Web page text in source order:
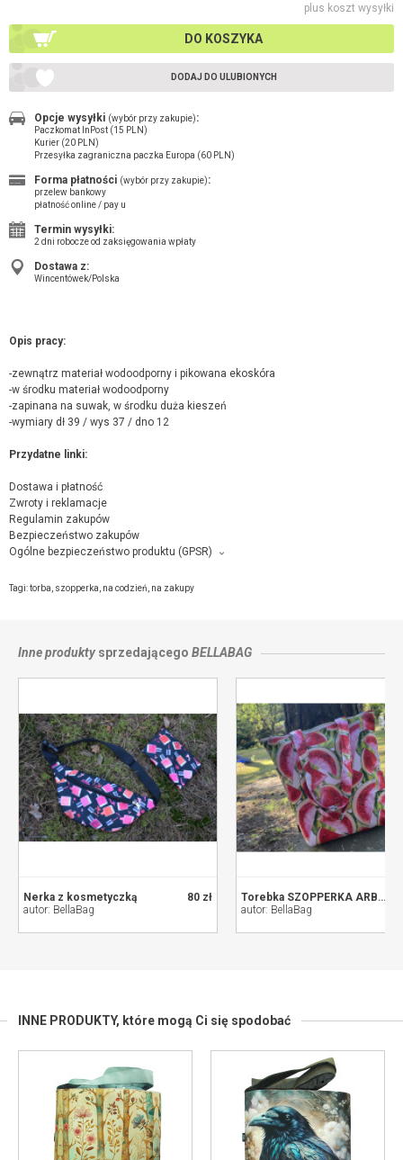
plus koszt wysyłki
DO KOSZYKA
DODAJ DO ULUBIONYCH
Opcje wysyłki (wybór przy zakupie):
Paczkomat InPost (15 PLN)
Kurier (20 PLN)
Przesyłka zagraniczna paczka Europa (60 PLN)
Forma płatności (wybór przy zakupie):
przelew bankowy
płatność online / pay u
Termin wysyłki:
2 dni robocze od zaksięgowania wpłaty
Dostawa z:
Wincentówek/Polska
Opis pracy:
-zewnątrz materiał wodoodporny i pikowana ekoskóra
-w środku materiał wodoodporny
-zapinana na suwak, w środku duża kieszeń
-wymiary dł 39 / wys 37 / dno 12
Przydatne linki:
Dostawa i płatność
Zwroty i reklamacje
Regulamin zakupów
Bezpieczeństwo zakupów
Ogólne bezpieczeństwo produktu (GPSR)
KinderNitka Edyta Okraska-Burzyńska, ul.Lipowa 7, Wincentówek, 05-155
Leoncin, kontakt ze sprzedającym
Tagi:torba szopperka na codzień na zakupy
Inne produktysprzedającego BELLABAG
80 zł
Nerka z kosmetyczką
autor: BellaBag
Torebka SZOPPERKA ARBUZY
autor: BellaBag
INNE PRODUKTY, które mogą Ci się spodobać